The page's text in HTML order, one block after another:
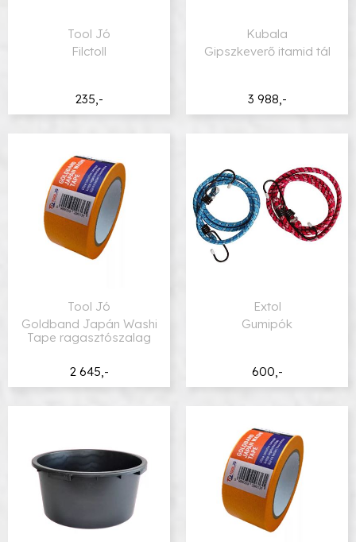
235,-
Tool Jó
Filctoll
3 988,-
Kubala
Gipszkeverő itamid tál
2 645,-
Tool Jó
Goldband Japán Washi
Tape ragasztószalag
600,-
Extol
Gumipók